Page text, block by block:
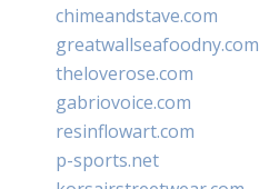
chimeandstave.com
greatwallseafoodny.com
theloverose.com
gabriovoice.com
resinflowart.com
p-sports.net